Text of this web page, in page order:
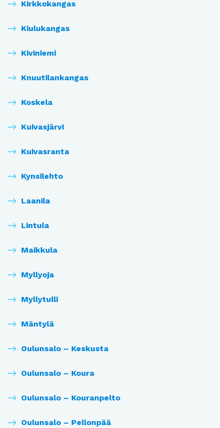
Kirkkokangas
Kiulukangas
Kiviniemi
Knuutilankangas
Koskela
Kuivasjärvi
Kuivasranta
Kynsilehto
Laanila
Lintula
Maikkula
Myllyoja
Myllytulli
Mäntylä
Oulunsalo – Keskusta
Oulunsalo – Koura
Oulunsalo – Kouranpelto
Oulunsalo – Pellonpää